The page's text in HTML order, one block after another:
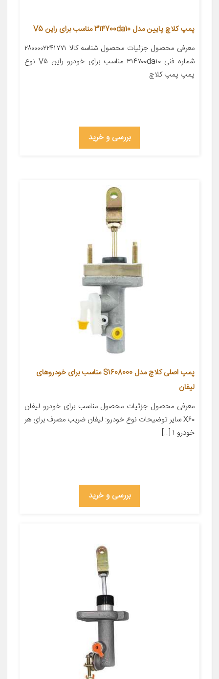
پمپ کلاچ پایین مدل 314700da10 مناسب برای راین V5
معرفی محصول جزئیات محصول شناسه کالا ۲۸۰۰۰۰۲۲۴۱۷۷۱
شماره فنی ۳۱۴۷۰۰da۱۰ مناسب برای خودرو راین V۵ نوع
پمپ پمپ کلاچ
بررسی و خرید
پمپ اصلی کلاچ مدل S1608000 مناسب برای خودروهای
لیفان
معرفی محصول جزئیات محصول مناسب برای خودرو لیفان
X۶۰ سایر توضیحات نوع خودرو: لیفان ضریب مصرف برای هر
خودرو ۱ […]
بررسی و خرید